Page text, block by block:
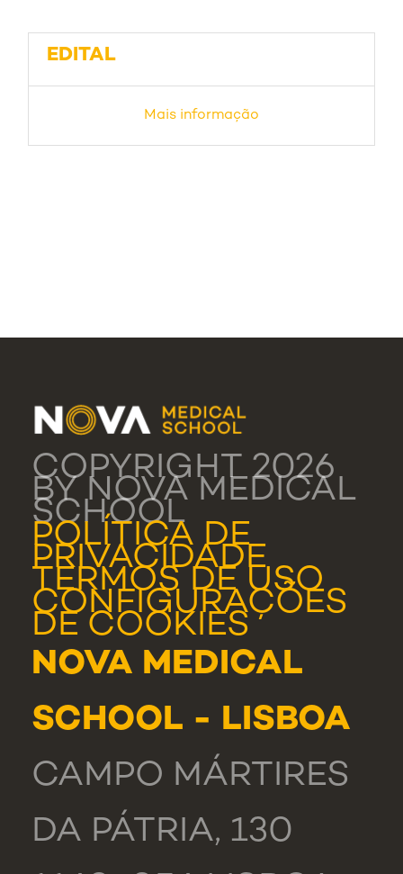
EDITAL
Mais informação
COPYRIGHT 2026
BY NOVA MEDICAL
SCHOOL
POLÍTICA DE
PRIVACIDADE
TERMOS DE USO
CONFIGURAÇÕES
DE COOKIES
NOVA MEDICAL
SCHOOL - LISBOA
CAMPO MÁRTIRES
DA PÁTRIA, 130